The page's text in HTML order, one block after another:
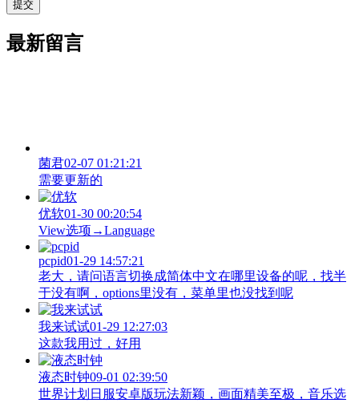
最新留言
菌君02-07 01:21:21
需要更新的
优软01-30 00:20:54
View‌选项→Language
pcpid01-29 14:57:21
老大，请问语言切换成简体中文在哪里设备的呢，找半
于没有啊，options里没有，菜单里也没找到呢
我来试试01-29 12:27:03
这款我用过，好用
液态时钟09-01 02:39:50
世界计划日服安卓版玩法新颖，画面精美至极，音乐选